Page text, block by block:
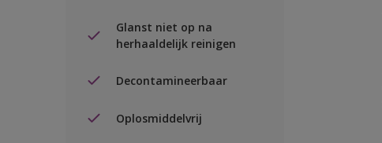
Glanst niet op na
herhaaldelijk reinigen
Decontamineerbaar
Oplosmiddelvrij